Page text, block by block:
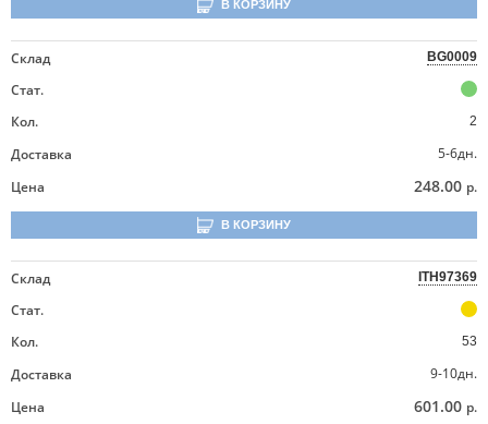
В КОРЗИНУ
Склад BG0009
Стат.
Кол.
2
Доставка
5-6дн.
Цена
248.00 р.
В КОРЗИНУ
Склад ITH97369
Стат.
Кол.
53
Доставка
9-10дн.
Цена
601.00 р.